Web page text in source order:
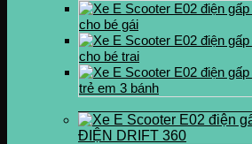
cho bé gái
cho bé trai
trẻ em 3 bánh
ĐIỆN DRIFT 360